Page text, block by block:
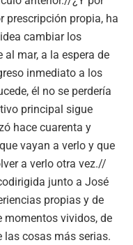
prescripción propia, ha
cambiar los
mar, a la espera de
inmediato a los
él no se perdería
principal sigue
hace cuarenta y
vayan a verlo y que
a verlo otra vez.//
junto a José
propias y de
momentos vividos, de
las cosas más serias.